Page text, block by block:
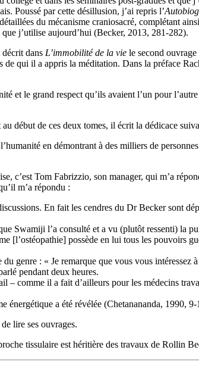
Poussé par cette désillusion, j’ai repris l’
du mécanisme craniosacré, complétant
j’utilise aujourd’hui (Becker, 2013, 281-282).
décrit dans L’immobilité de la vie le second ouvrage
qui il a appris la méditation. Dans la préface
et le grand respect qu’ils avaient l’un pour
au début de ces deux tomes, il écrit la dédicace
en démontrant à des milliers de personnes
c’est Tom Fabrizzio, son manager, qui m’a
m’a répondu :
En fait les cendres du Dr Becker sont
Swamiji l’a consulté et a vu (plutôt ressenti) la
[l’ostéopathie] possède en lui tous les pouvoirs
: « Je remarque que vous vous intéressez
pendant deux heures.
comme il a fait d’ailleurs pour les médecins
énergétique a été révélée (Chetanananda, 1990, 9-
lire ses ouvrages.
tissulaire est héritière des travaux de Rollin